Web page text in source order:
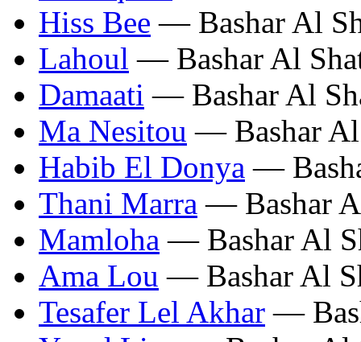
Hiss Bee — Bashar Al
Lahoul — Bashar Al
Damaati — Bashar Al
Ma Nesitou — Bashar
Habib El Donya —
Thani Marra — Bashar
Mamloha — Bashar Al
Ama Lou — Bashar Al
Tesafer Lel Akhar —